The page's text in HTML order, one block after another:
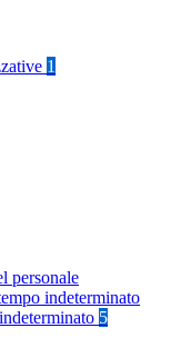
1
personale
indeterminato
5